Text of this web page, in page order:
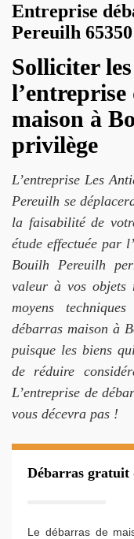
Entreprise
Pereuilh 65350
Solliciter
maison à
privilège
L’entreprise Les
Pereuilh se
la faisabilité de
étude effectuée par
Bouilh Pereuilh
valeur à vos objets
moyens
débarras maison à
puisque les biens
de réduire
L’entreprise de
vous décevra pas !
Débarras gratuit
Le débarras de